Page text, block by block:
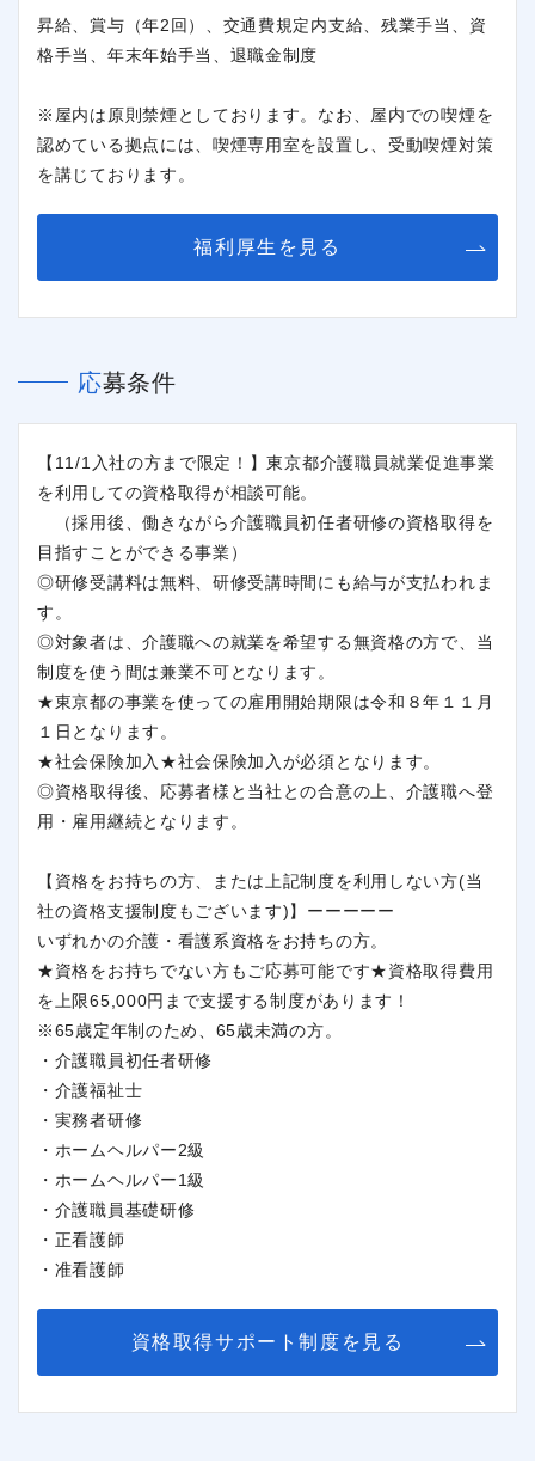
昇給、賞与（年2回）、交通費規定内支給、残業手当、資
格手当、年末年始手当、退職金制度
※屋内は原則禁煙としております。なお、屋内での喫煙を
認めている拠点には、喫煙専用室を設置し、受動喫煙対策
を講じております。
福利厚生を見る
応募条件
【11/1入社の方まで限定！】東京都介護職員就業促進事業
を利用しての資格取得が相談可能。
（採用後、働きながら介護職員初任者研修の資格取得を
目指すことができる事業）
◎研修受講料は無料、研修受講時間にも給与が支払われま
す。
◎対象者は、介護職への就業を希望する無資格の方で、当
制度を使う間は兼業不可となります。
★東京都の事業を使っての雇用開始期限は令和８年１１月
１日となります。
★社会保険加入★社会保険加入が必須となります。
◎資格取得後、応募者様と当社との合意の上、介護職へ登
用・雇用継続となります。
【資格をお持ちの方、または上記制度を利用しない方(当
社の資格支援制度もございます)】ーーーーー
いずれかの介護・看護系資格をお持ちの方。
★資格をお持ちでない方もご応募可能です★資格取得費用
を上限65,000円まで支援する制度があります！
※65歳定年制のため、65歳未満の方。
・介護職員初任者研修
・介護福祉士
・実務者研修
・ホームヘルパー2級
・ホームヘルパー1級
・介護職員基礎研修
・正看護師
・准看護師
資格取得サポート制度を見る